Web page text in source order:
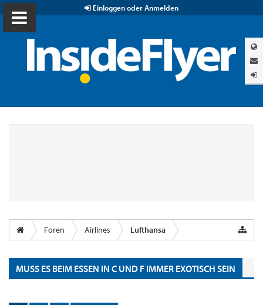
Einloggen oder Anmelden
Foren Airlines Lufthansa
MUSS ES BEIM ESSEN IN C UND F IMMER EXOTISCH SEIN